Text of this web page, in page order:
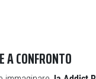
A CONFRONTO